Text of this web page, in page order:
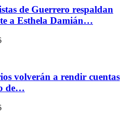
de Guerrero respaldan
a Esthela Damián…
volverán a rendir cuentas
de…